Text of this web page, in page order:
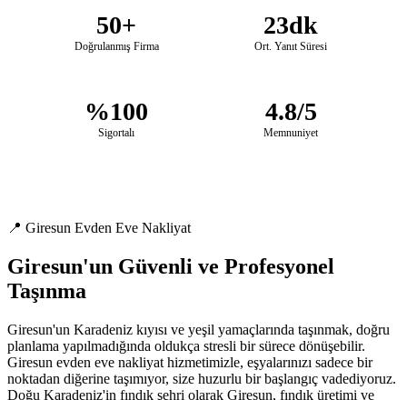
50+
Doğrulanmış Firma
23dk
Ort. Yanıt Süresi
%100
Sigortalı
4.8/5
Memnuniyet
📍 Giresun Evden Eve Nakliyat
Giresun'un Güvenli ve Profesyonel
Taşınma
Giresun'un Karadeniz kıyısı ve yeşil yamaçlarında taşınmak, doğru
planlama yapılmadığında oldukça stresli bir sürece dönüşebilir.
Giresun evden eve nakliyat hizmetimizle, eşyalarınızı sadece bir
noktadan diğerine taşımıyor, size huzurlu bir başlangıç vadediyoruz.
Doğu Karadeniz'in fındık şehri olarak Giresun, fındık üretimi ve